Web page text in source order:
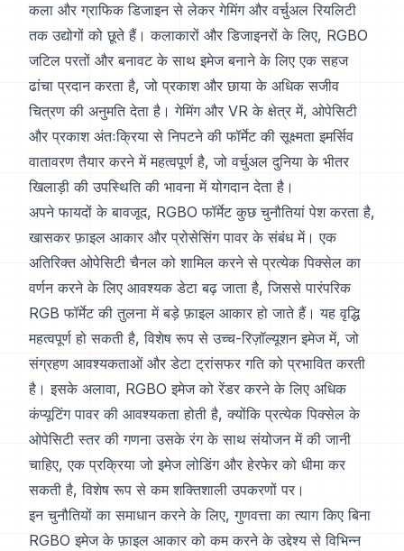
कला और ग्राफिक डिजाइन से लेकर गेमिंग और वर्चुअल रियलिटी
तक उद्योगों को छूते हैं। कलाकारों और डिजाइनरों के लिए, RGBO
जटिल परतों और बनावट के साथ इमेज बनाने के लिए एक सहज
ढांचा प्रदान करता है, जो प्रकाश और छाया के अधिक सजीव
चित्रण की अनुमति देता है। गेमिंग और VR के क्षेत्र में, ओपेसिटी
और प्रकाश अंतःक्रिया से निपटने की फॉर्मेट की सूक्ष्मता इमर्सिव
वातावरण तैयार करने में महत्वपूर्ण है, जो वर्चुअल दुनिया के भीतर
खिलाड़ी की उपस्थिति की भावना में योगदान देता है।
अपने फायदों के बावजूद, RGBO फॉर्मेट कुछ चुनौतियां पेश करता है,
खासकर फ़ाइल आकार और प्रोसेसिंग पावर के संबंध में। एक
अतिरिक्त ओपेसिटी चैनल को शामिल करने से प्रत्येक पिक्सेल का
वर्णन करने के लिए आवश्यक डेटा बढ़ जाता है, जिससे पारंपरिक
RGB फॉर्मेट की तुलना में बड़े फ़ाइल आकार हो जाते हैं। यह वृद्धि
महत्वपूर्ण हो सकती है, विशेष रूप से उच्च-रिज़ॉल्यूशन इमेज में, जो
संग्रहण आवश्यकताओं और डेटा ट्रांसफर गति को प्रभावित करती
है। इसके अलावा, RGBO इमेज को रेंडर करने के लिए अधिक
कंप्यूटिंग पावर की आवश्यकता होती है, क्योंकि प्रत्येक पिक्सेल के
ओपेसिटी स्तर की गणना उसके रंग के साथ संयोजन में की जानी
चाहिए, एक प्रक्रिया जो इमेज लोडिंग और हेरफेर को धीमा कर
सकती है, विशेष रूप से कम शक्तिशाली उपकरणों पर।
इन चुनौतियों का समाधान करने के लिए, गुणवत्ता का त्याग किए बिना
RGBO इमेज के फ़ाइल आकार को कम करने के उद्देश्य से विभिन्न